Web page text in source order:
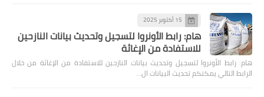
15 أكتوبر 2025
هام: رابط الأونروا لتسجيل وتحديث بيانات النازحين
للاستفادة من الإغاثة
هام: رابط الأونروا لتسجيل وتحديث بيانات النازحين للاستفادة من الإغاثة من خلال
الرابط التالي يمكنكم تحديث البيانات ال…